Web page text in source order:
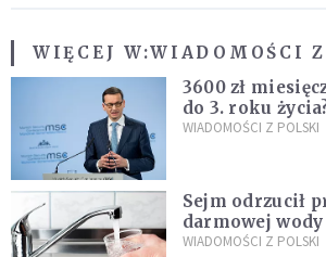
WIĘCEJ W:WIADOMOŚCI
3600 zł
do 3. roku
propozycji
WIADOMOŚCI Z POLSKI
Sejm odrzucił
darmowej
restauracjach
WIADOMOŚCI Z POLSKI